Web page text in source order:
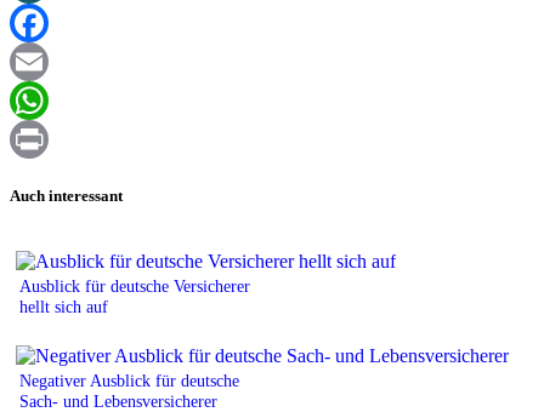
XING
Facebook
Email
WhatsApp
Auch interessant
Ausblick für deutsche Versicherer
hellt sich auf
Negativer Ausblick für deutsche
Sach- und Lebensversicherer